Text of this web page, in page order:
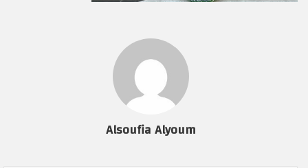
Alsoufia Alyoum